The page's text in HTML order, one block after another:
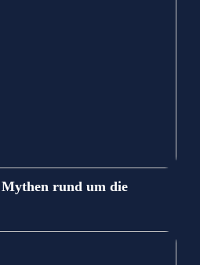
rund um die